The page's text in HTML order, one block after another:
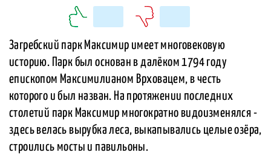
Загребский парк Максимир имеет многовековую
историю. Парк был основан в далёком 1794 году
епископом Максимилианом Врховацем, в честь
которого и был назван. На протяжении последних
столетий парк Максимир многократно видоизменялся -
здесь велась вырубка леса, выкапывались целые озёра,
строились мосты и павильоны.